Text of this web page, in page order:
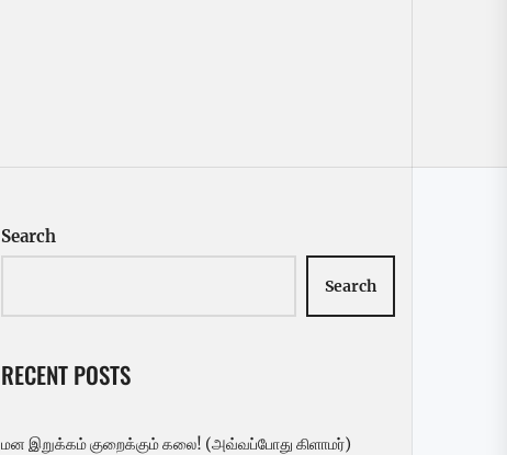
Search
Search
RECENT POSTS
மன இறுக்கம் குறைக்கும் கலை! (அவ்வப்போது கிளாமர்)